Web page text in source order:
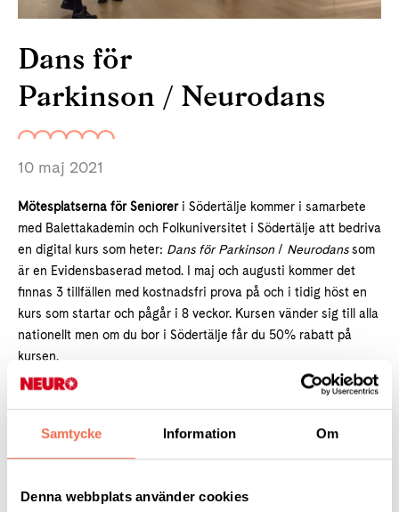
Samtycke Information Om
Denna webbplats använder cookies
Dans för
Parkinson / Neurodans
10 maj 2021
Mötesplatserna för Senioreri Södertälje kommer i samarbete
med Balettakademin och Folkuniversitet i Södertälje att bedriva
en digital kurs som heter: Dans för Parkinson/ Neurodanssom
är en Evidensbaserad metod. I maj och augusti kommer det
finnas 3 tillfällen med kostnadsfri prova på och i tidig höst en
kurs som startar och pågår i 8 veckor. Kursen vänder sig till alla
nationellt men om du bor i Södertälje får du 50% rabatt på
kursen.
utbildningar/dans-musik-